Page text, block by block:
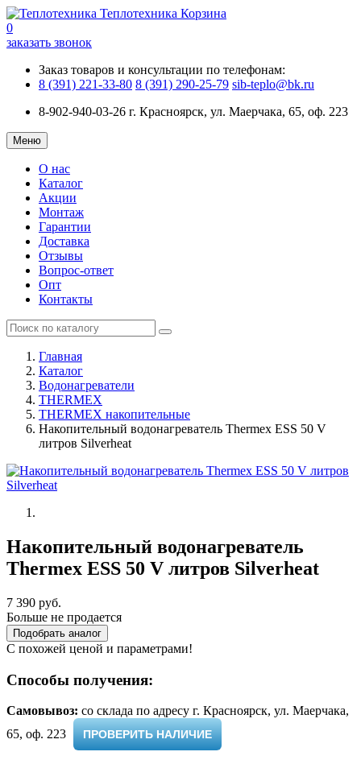
Теплотехника Корзина
0
заказать звонок
Заказ товаров и консультации по телефонам:
8 (391) 221-33-80 8 (391) 290-25-79 sib-teplo@bk.ru
8-902-940-03-26 г. Красноярск, ул. Маерчака, 65, оф. 223
Меню
О нас
Каталог
Акции
Монтаж
Гарантии
Доставка
Отзывы
Вопрос-ответ
Опт
Контакты
Главная
Каталог
Водонагреватели
THERMEX
THERMEX накопительные
Накопительный водонагреватель Thermex ESS 50 V
литров Silverheat
Накопительный водонагреватель
Thermex ESS 50 V литров Silverheat
7 390 руб.
Больше не продается
Подобрать аналог
С похожей ценой и параметрами!
Способы получения:
Самовывоз: cо склада по адресу г. Красноярск, ул. Маерчака,
65, оф. 223 ​
ПРОВЕРИТЬ НАЛИЧИЕ